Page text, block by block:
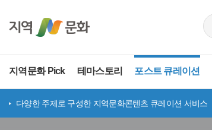
지역문화 Pick 테마스토리 포스트 큐레이션
다양한 주제로 구성한 지역문화콘텐츠 큐레이션 서비스